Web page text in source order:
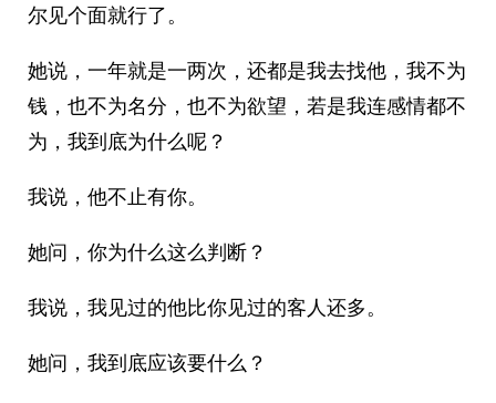
尔见个面就行了。
她说，一年就是一两次，还都是我去找他，我不为
钱，也不为名分，也不为欲望，若是我连感情都不
为，我到底为什么呢？
我说，他不止有你。
她问，你为什么这么判断？
我说，我见过的他比你见过的客人还多。
她问，我到底应该要什么？